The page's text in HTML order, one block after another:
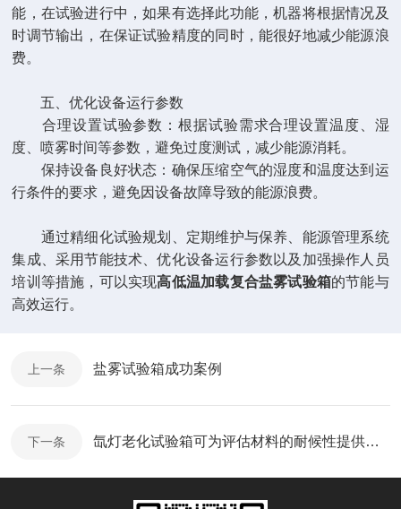
能，在试验进行中，如果有选择此功能，机器将根据情况及
时调节输出，在保证试验精度的同时，能很好地减少能源浪
费。
五、优化设备运行参数
合理设置试验参数：根据试验需求合理设置温度、湿
度、喷雾时间等参数，避免过度测试，减少能源消耗。
保持设备良好状态：确保压缩空气的湿度和温度达到运
行条件的要求，避免因设备故障导致的能源浪费。
通过精细化试验规划、定期维护与保养、能源管理系统
集成、采用节能技术、优化设备运行参数以及加强操作人员
培训等措施，可以实现高低温加载复合盐雾试验箱的节能与
高效运行。
上一条 盐雾试验箱成功案例
下一条 氙灯老化试验箱可为评估材料的耐候性提供科学依据